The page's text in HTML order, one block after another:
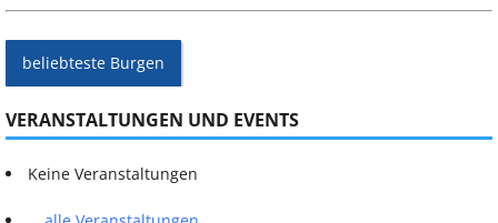
beliebteste Burgen
VERANSTALTUNGEN UND EVENTS
Keine Veranstaltungen